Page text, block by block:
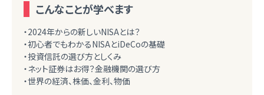
こんなことが学べます
・2024年からの新しいNISAとは？
・初心者でもわかるNISAとiDeCoの基礎
・投資信託の選び方としくみ
・ネット証券はお得？金融機関の選び方
・世界の経済、株価、金利、物価